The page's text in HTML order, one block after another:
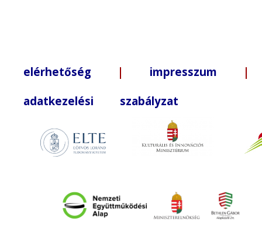
elérhetőség | impresszum |
adatkezelési szabályzat